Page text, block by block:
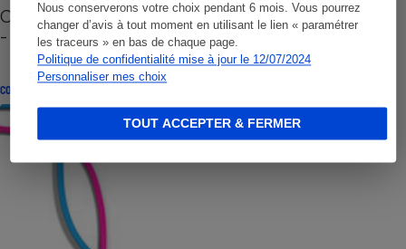
Nous conserverons votre choix pendant 6 mois. Vous pourrez
changer d’avis à tout moment en utilisant le lien « paramétrer
les traceurs » en bas de chaque page.
Politique de confidentialité mise à jour le 12/07/2024
Personnaliser mes choix
TOUT ACCEPTER & FERMER
Cafetière à capsules zéro déchet CoffeeB (vidéo)
- Premières impressions
CONSEILS